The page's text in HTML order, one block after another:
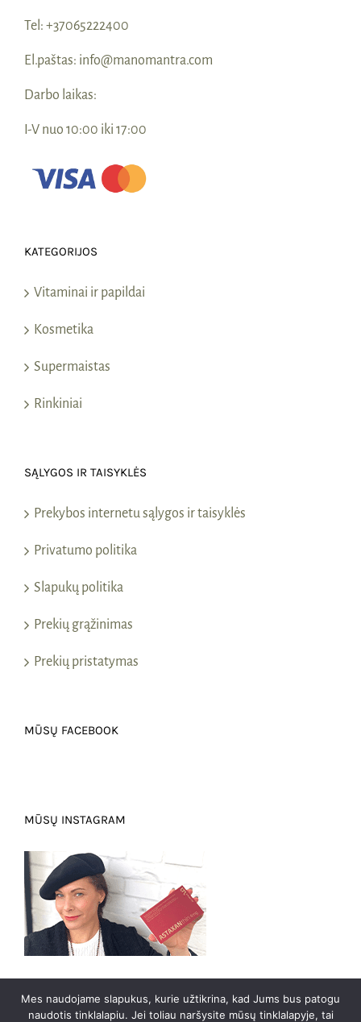
Tel: +37065222400
El.paštas: info@manomantra.com
Darbo laikas:
I-V nuo 10:00 iki 17:00
KATEGORIJOS
Vitaminai ir papildai
Kosmetika
Supermaistas
Rinkiniai
SĄLYGOS IR TAISYKLĖS
Prekybos internetu sąlygos ir taisyklės
Privatumo politika
Slapukų politika
Prekių grąžinimas
Prekių pristatymas
MŪSŲ FACEBOOK
MŪSŲ INSTAGRAM
0
Mes naudojame slapukus, kurie užtikrina, kad Jums bus patogu
naudotis tinklalapiu. Jei toliau naršysite mūsų tinklalapyje, tai